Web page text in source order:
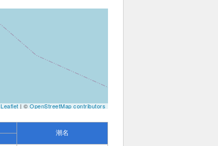
Leaflet| ©OpenStreetMap contributors
潮名